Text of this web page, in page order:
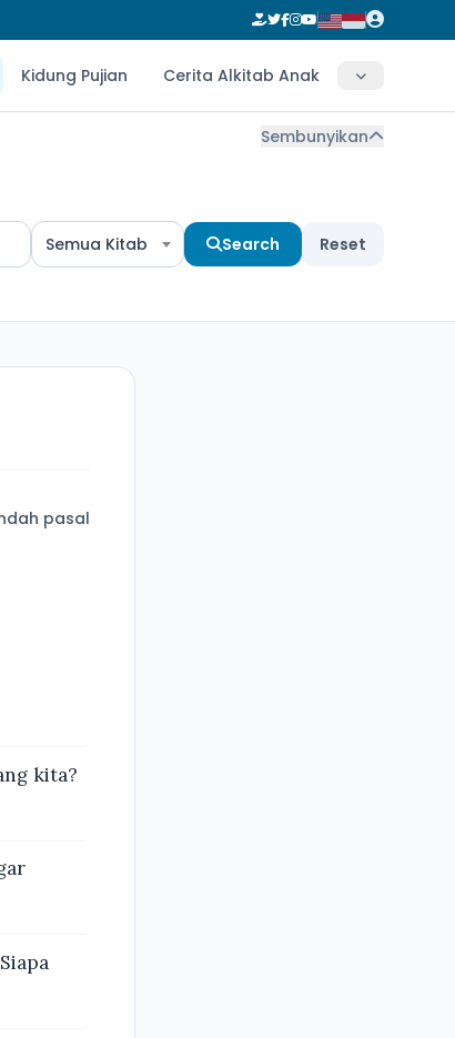
Kidung Pujian Cerita Alkitab Anak
Sembunyikan
Semua Kitab Search Reset
pasal
kita?